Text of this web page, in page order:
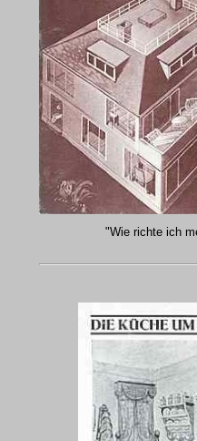
"Wie richte ich